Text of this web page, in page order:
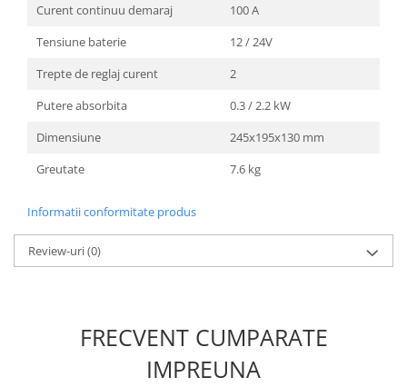
Ventilatoare & Sisteme Racire
Aparate de aer conditionat
Ventilatoare
Incubatoare oua
Curent continuu demaraj
100 A
Tensiune baterie
12 / 24V
Trepte de reglaj curent
2
Putere absorbita
0.3 / 2.2 kW
Dimensiune
245x195x130 mm
Greutate
7.6 kg
Informatii conformitate produs
Review-uri(0)
FRECVENT CUMPARATE
IMPREUNA